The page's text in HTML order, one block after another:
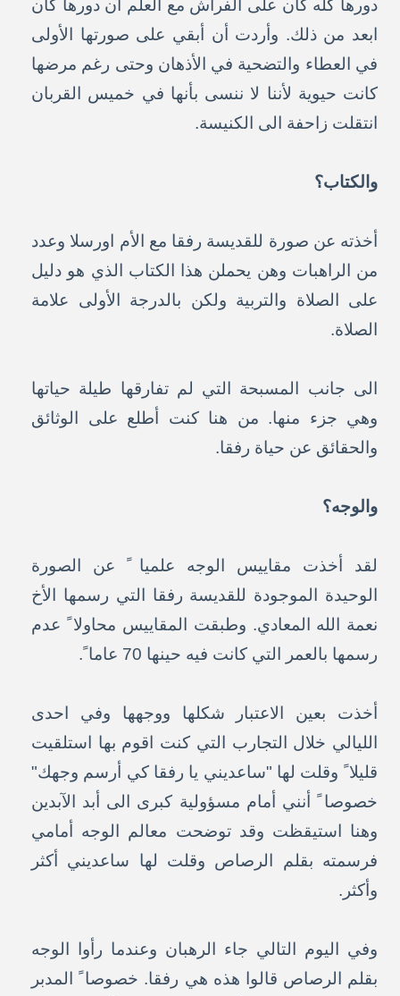
دورها كله كان على الفراش مع العلم ان دورها كان
ابعد من ذلك. وأردت أن أبقي على صورتها الأولى
في العطاء والتضحية في الأذهان وحتى رغم مرضها
كانت حيوية لأننا لا ننسى بأنها في خميس القربان
انتقلت زاحفة الى الكنيسة.
والكتاب؟
أخذته عن صورة للقديسة رفقا مع الأم اورسلا وعدد
من الراهبات وهن يحملن هذا الكتاب الذي هو دليل
على الصلاة والتربية ولكن بالدرجة الأولى علامة
الصلاة.
الى جانب المسبحة التي لم تفارقها طيلة حياتها
وهي جزء منها. من هنا كنت أطلع على الوثائق
والحقائق عن حياة رفقا.
والوجه؟
لقد أخذت مقاييس الوجه علميا ً عن الصورة
الوحيدة الموجودة للقديسة رفقا التي رسمها الأخ
نعمة الله المعادي. وطبقت المقاييس محاولا ً عدم
رسمها بالعمر التي كانت فيه حينها 70 عاما ً.
أخذت بعين الاعتبار شكلها ووجهها وفي احدى
الليالي خلال التجارب التي كنت اقوم بها استلقيت
قليلا ً وقلت لها "ساعديني يا رفقا كي أرسم وجهك"
خصوصا ً أنني أمام مسؤولية كبرى الى أبد الآبدين
وهنا استيقظت وقد توضحت معالم الوجه أمامي
فرسمته بقلم الرصاص وقلت لها ساعديني أكثر
وأكثر.
وفي اليوم التالي جاء الرهبان وعندما رأوا الوجه
بقلم الرصاص قالوا هذه هي رفقا. خصوصا ً المدبر